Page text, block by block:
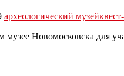
археологический музей
музее Новомосковска для